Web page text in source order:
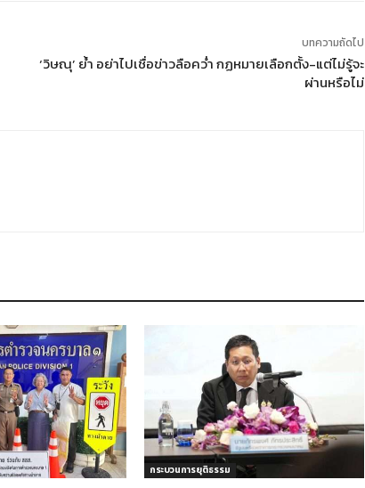
บทความถัดไป
‘วิษณุ’ ย้ำ อย่าไปเชื่อข่าวลือคว่ำ กฏหมายเลือกตั้ง-แต่ไม่รู้จะ
ผ่านหรือไม่
กระบวนการยุติธรรม